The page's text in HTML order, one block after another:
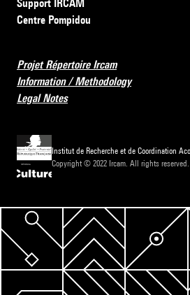
Support IRCAM
Centre Pompidou
Projet Répertoire Ircam
Information / Methodology
Legal Notes
Institut de Recherche et de Coordination
Copyright © 2022 Ircam. All rights reserved.